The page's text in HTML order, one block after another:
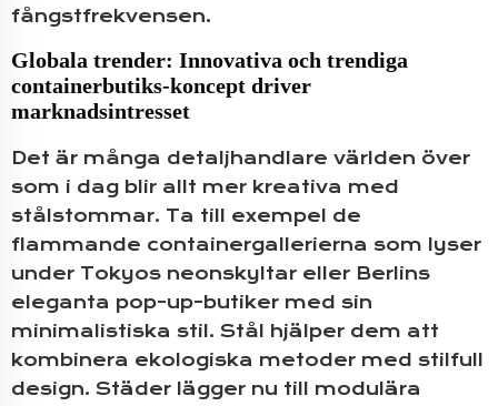
fångstfrekvensen.
Globala trender: Innovativa och trendiga
containerbutiks-koncept driver
marknadsintresset
Det är många detaljhandlare världen över
som i dag blir allt mer kreativa med
stålstommar. Ta till exempel de
flammande containergallerierna som lyser
under Tokyos neonskyltar eller Berlins
eleganta pop-up-butiker med sin
minimalistiska stil. Stål hjälper dem att
kombinera ekologiska metoder med stilfull
design. Städer lägger nu till modulära